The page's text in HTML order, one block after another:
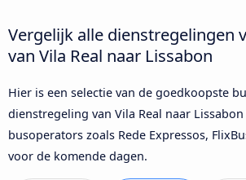
Vergelijk alle dienstregelingen
van Vila Real naar Lissabon
Hier is een selectie van de goedkoopste
dienstregeling van Vila Real naar
busoperators zoals Rede Expressos,
voor de komende dagen.